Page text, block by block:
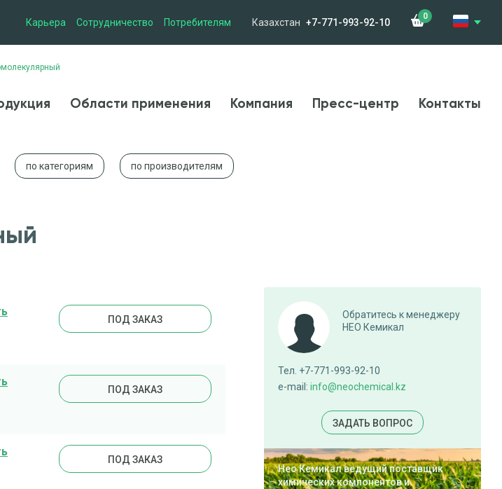
Карьера Сотрудничество Потребителям Казахстан +7-771-993-92-10
0
Области применения Компания Пресс-центр Контакты
по категориям по производителям
ПОД ЗАКАЗ
ПОД ЗАКАЗ
ПОД ЗАКАЗ
Обратитесь к менеджеру
НЕО Кемикал
Тел. +7-771-993-92-10
e-mail: info@neochemical.kz
ЗАДАТЬ ВОПРОС
Нео Кемикал ведущий поставщик
химических компонентов и